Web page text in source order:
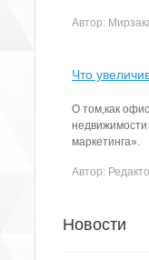
Автор:
Что
О том,как
недвижимости
маркетинга».
Автор:
Новости